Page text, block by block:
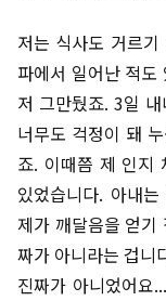
저는 식사도 거르
파에서 일어난 적
저 그만뒀죠. 3일
너무도 걱정이 돼
죠. 이때쯤 제 인지
있었습니다. 아내
제가 깨달음을 얻기
짜가 아니라는 겁니
진짜가 아니었어요